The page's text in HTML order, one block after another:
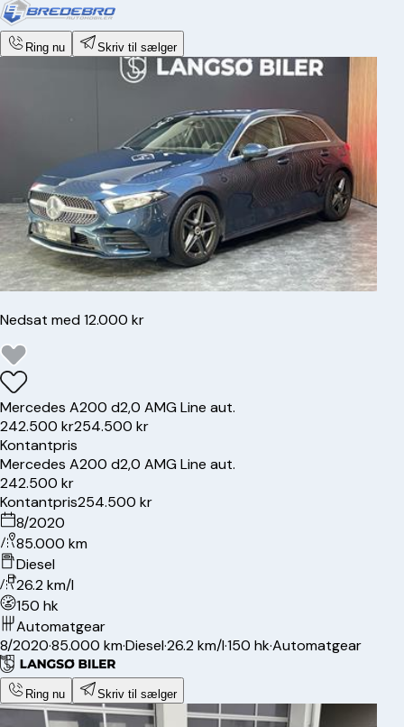
Ring nu Skriv til sælger
Nedsat med 12.000 kr
Mercedes A200 d2,0 AMG Line aut.
242.500 kr254.500 kr
Kontantpris
Mercedes A200 d2,0 AMG Line aut.
242.500 kr
Kontantpris254.500 kr
8/2020
85.000 km
Diesel
26.2 km/l
150 hk
Automatgear
8/2020·85.000 km·Diesel·26.2 km/l·150 hk·Automatgear
Ring nu Skriv til sælger